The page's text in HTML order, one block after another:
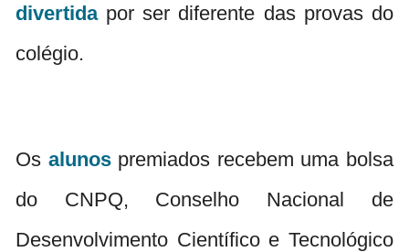
divertidapor ser diferente das provas do
colégio.
Os alunospremiados recebem uma bolsa
do CNPQ, Conselho Nacional de
Desenvolvimento Científico e Tecnológico